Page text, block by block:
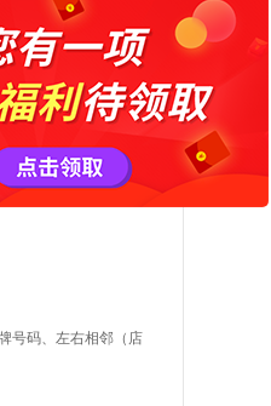
、报纸、期刊、电子
号码、左右相邻（店